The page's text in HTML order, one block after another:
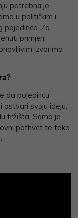
potrebna je
u političkim i
pojedinca. Za
primjeni
izvorima
da pojedincu
ostvari svoju ideju.
tržišta. Samo je
pothvat te tako